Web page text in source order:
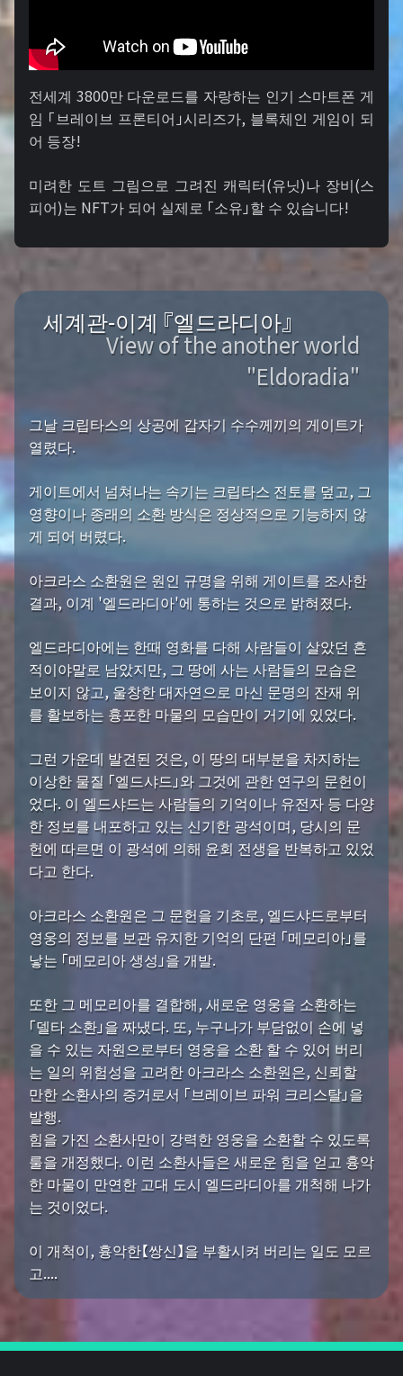
전세계 3800만 다운로드를 자랑하는 인기 스마트폰 게
임 「브레이브 프론티어」시리즈가, 블록체인 게임이 되
어 등장!
미려한 도트 그림으로 그려진 캐릭터(유닛)나 장비(스
피어)는 NFT가 되어 실제로 「소유」할 수 있습니다!
세계관-이계 『엘드라디아』
View of the another world
"Eldoradia"
그날 크립타스의 상공에 갑자기 수수께끼의 게이트가
열렸다.
게이트에서 넘쳐나는 속기는 크립타스 전토를 덮고, 그
영향이나 종래의 소환 방식은 정상적으로 기능하지 않
게 되어 버렸다.
아크라스 소환원은 원인 규명을 위해 게이트를 조사한
결과, 이계 '엘드라디아'에 통하는 것으로 밝혀졌다.
엘드라디아에는 한때 영화를 다해 사람들이 살았던 흔
적이야말로 남았지만, 그 땅에 사는 사람들의 모습은
보이지 않고, 울창한 대자연으로 마신 문명의 잔재 위
를 활보하는 흉포한 마물의 모습만이 거기에 있었다.
그런 가운데 발견된 것은, 이 땅의 대부분을 차지하는
이상한 물질 「엘드샤드」와 그것에 관한 연구의 문헌이
었다. 이 엘드샤드는 사람들의 기억이나 유전자 등 다양
한 정보를 내포하고 있는 신기한 광석이며, 당시의 문
헌에 따르면 이 광석에 의해 윤회 전생을 반복하고 있었
다고 한다.
아크라스 소환원은 그 문헌을 기초로, 엘드샤드로부터
영웅의 정보를 보관 유지한 기억의 단편 「메모리아」를
낳는 「메모리아 생성」을 개발.
또한 그 메모리아를 결합해, 새로운 영웅을 소환하는
「델타 소환」을 짜냈다. 또, 누구나가 부담없이 손에 넣
을 수 있는 자원으로부터 영웅을 소환 할 수 있어 버리
는 일의 위험성을 고려한 아크라스 소환원은, 신뢰할
만한 소환사의 증거로서 「브레이브 파워 크리스탈」을
발행.
힘을 가진 소환사만이 강력한 영웅을 소환할 수 있도록
룰을 개정했다. 이런 소환사들은 새로운 힘을 얻고 흉악
한 마물이 만연한 고대 도시 엘드라디아를 개척해 나가
는 것이었다.
이 개척이, 흉악한【쌍신】을 부활시켜 버리는 일도 모르
고....